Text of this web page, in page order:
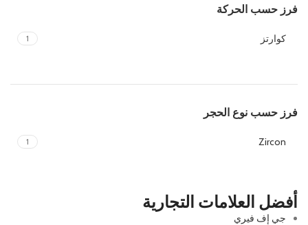
فرز حسب الحركة
كوارتز 1
فرز حسب نوع الحجر
Zircon
1
أفضل العلامات التجارية
جي إف فيري